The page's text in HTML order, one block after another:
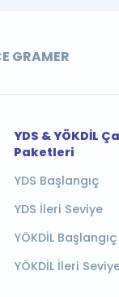
GRAMER
YDS & YÖKDİL
Paketleri
YDS Başlangıç
YDS İleri Seviye
YÖKDİL Başlangıç
YÖKDİL İleri